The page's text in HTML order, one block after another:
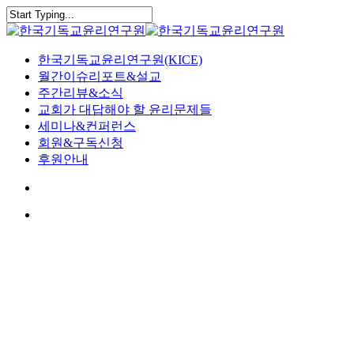
Skip
to
main
content
Close
search
Menu
한국기독교윤리연구원(KICE)
월간이슈리포트&설교
주간리뷰&소식
교회가 대답해야 할 윤리문제들
세미나&컨퍼런스
회원&구독신청
후원안내